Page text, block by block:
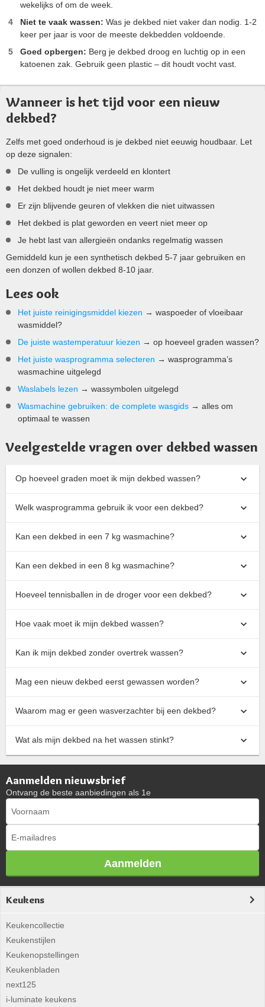
wekelijks of om de week.
Niet te vaak wassen: Was je dekbed niet vaker dan nodig. 1-2
keer per jaar is voor de meeste dekbedden voldoende.
Goed opbergen: Berg je dekbed droog en luchtig op in een
katoenen zak. Gebruik geen plastic – dit houdt vocht vast.
Wanneer is het tijd voor een nieuw
dekbed?
Zelfs met goed onderhoud is je dekbed niet eeuwig houdbaar. Let
op deze signalen:
De vulling is ongelijk verdeeld en klontert
Het dekbed houdt je niet meer warm
Er zijn blijvende geuren of vlekken die niet uitwassen
Het dekbed is plat geworden en veert niet meer op
Je hebt last van allergieën ondanks regelmatig wassen
Gemiddeld kun je een synthetisch dekbed 5-7 jaar gebruiken en
een donzen of wollen dekbed 8-10 jaar.
Lees ook
Het juiste reinigingsmiddel kiezen → waspoeder of vloeibaar
wasmiddel?
De juiste wastemperatuur kiezen → op hoeveel graden wassen?
Het juiste wasprogramma selecteren → wasprogramma’s
wasmachine uitgelegd
Waslabels lezen → wassymbolen uitgelegd
Wasmachine gebruiken: de complete wasgids → alles om
optimaal te wassen
Veelgestelde vragen over dekbed wassen
Op hoeveel graden moet ik mijn dekbed wassen?
Welk wasprogramma gebruik ik voor een dekbed?
Kan een dekbed in een 7 kg wasmachine?
Kan een dekbed in een 8 kg wasmachine?
Hoeveel tennisballen in de droger voor een dekbed?
Hoe vaak moet ik mijn dekbed wassen?
Kan ik mijn dekbed zonder overtrek wassen?
Mag een nieuw dekbed eerst gewassen worden?
Waarom mag er geen wasverzachter bij een dekbed?
Wat als mijn dekbed na het wassen stinkt?
Aanmelden nieuwsbrief
Ontvang de beste aanbiedingen als 1e
Aanmelden
Keukens
Keukencollectie
Keukenstijlen
Keukenopstellingen
Keukenbladen
next125
i-luminate keukens